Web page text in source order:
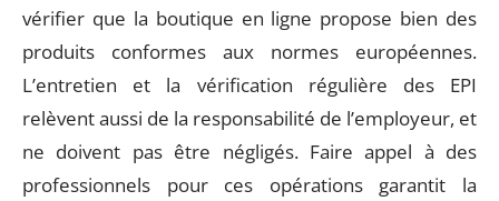
vérifier que la boutique en ligne propose bien des
produits conformes aux normes européennes.
L’entretien et la vérification régulière des EPI
relèvent aussi de la responsabilité de l’employeur, et
ne doivent pas être négligés. Faire appel à des
professionnels pour ces opérations garantit la